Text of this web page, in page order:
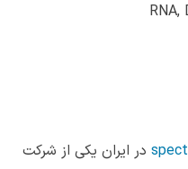
در ایران یکی از شرکت